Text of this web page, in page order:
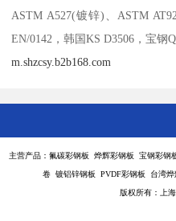
ASTM A527(镀锌)、ASTM
EN/0142，韩国KS D3506，宝钢
m.shzcsy.b2b168.com
主营产品：氟碳彩钢板 烨辉彩钢板 宝钢彩
卷 镀铝锌钢板 PVDF彩钢板 台湾
版权所有：上